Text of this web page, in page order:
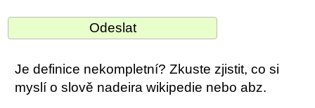
Je definice nekompletní? Zkuste zjistit, co si
myslí o slově nadeira wikipedie nebo abz.